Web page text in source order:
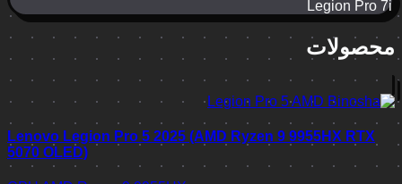
Legion Pro 7i
محصولات
Lenovo Legion Pro 5 2025 (AMD Ryzen 9 9955HX RTX
5070 OLED)